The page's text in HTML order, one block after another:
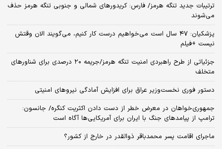
ترتیبات جدید تنگه هرمز/ فارس: کریدورهای شمالی و جنوبی تنگه هرمز حذف
می‌شوند
پزشکیان: ۴۷ سال است می‌خواهیم درست کار کنیم، می‌گویند الان وقتش
نیست +فیلم
جزئیاتی از طرح راهبردی امنیت تنگه هرمز/جریمه ۲۰ درصدی برای شناورهای
متخلف
دستور فوری نخست‌وزیر عراق برای افزایش آمادگی نیروهای امنیتی
جمهوری‌خواهان در معرض خطر از دست دادن اکثریت کنگره/ جانسون:
ترامپ از پیامدهای جنگ با ایران برای آمریکایی‌ها آگاه است
ماجرای اقامت پسر محمدباقر ذوالقدر در خارج از کشور؟